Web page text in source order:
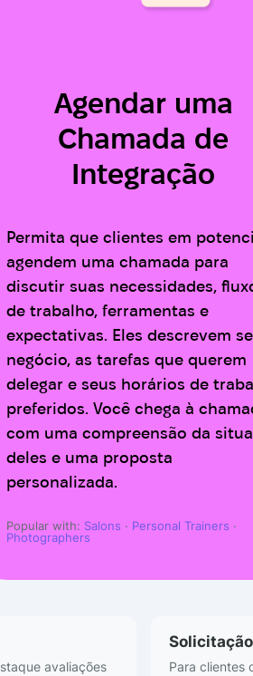
Agendar uma
Chamada de
Integração
Permita que clientes em
agendem uma chamada para
discutir suas necessidades,
de trabalho, ferramentas e
expectativas. Eles descrevem
negócio, as tarefas que querem
delegar e seus horários de
preferidos. Você chega à
com uma compreensão da
deles e uma proposta
personalizada.
Popular with: Salons · Personal Trainers ·
Photographers
avaliações
Para clientes